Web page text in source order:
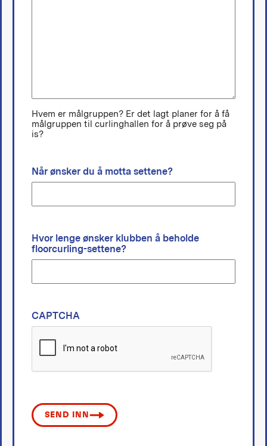
Hvem er målgruppen? Er det lagt planer for å få
målgruppen til curlinghallen for å prøve seg på
is?
Når ønsker du å motta settene?
Hvor lenge ønsker klubben å beholde
floorcurling-settene?
CAPTCHA
SEND INN